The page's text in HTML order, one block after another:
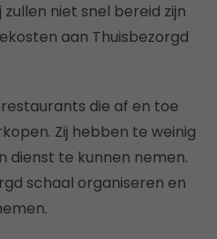
niet snel bereid zijn
aan Thuisbezorgd
die af en toe
Zij hebben te weinig
dienst te kunnen nemen.
schaal organiseren en